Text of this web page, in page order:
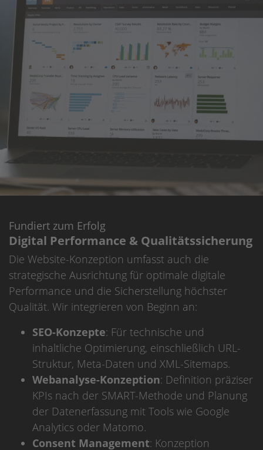
Fundiert zum Erfolg
Digital Performance & Qualitätssicherung
Die Website-Konzeption umfasst auch die
strategische Ausrichtung für optimale digitale
Performance und die Sicherstellung höchster
Qualität. Wir integrieren von Beginn an:
SEO-Konzepte: Für technische und
inhaltliche Optimierung, einschließlich URL-
Struktur, Meta-Daten und XML-Sitemaps.
Webanalyse-Konzeption: Definition präziser
KPIs nach der SMART-Methode und Planung
der Datenerfassung mit Tools wie Google
Analytics oder Matomo.
Consent Management: Konzeption